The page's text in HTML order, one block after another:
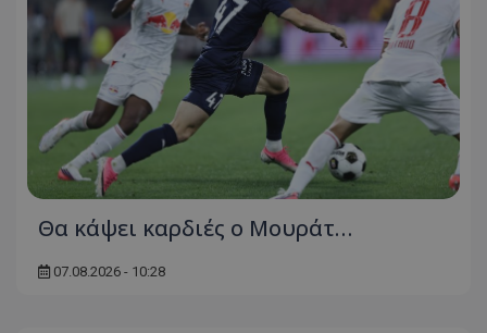
Θα κάψει καρδιές ο Μουράτ…
07.08.2026 - 10:28